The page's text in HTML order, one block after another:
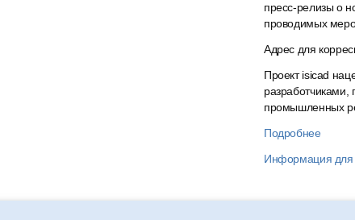
пресс-релизы о
проводимых
Адрес для
Проект isicad
промышленных
Подробнее
Информация для